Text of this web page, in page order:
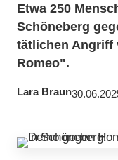
Etwa 250
Schöneberg
tätlichen Angriff
Romeo".
Lara Braun